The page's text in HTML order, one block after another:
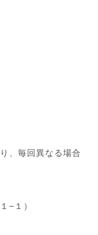
、毎回異なる場合
−１）